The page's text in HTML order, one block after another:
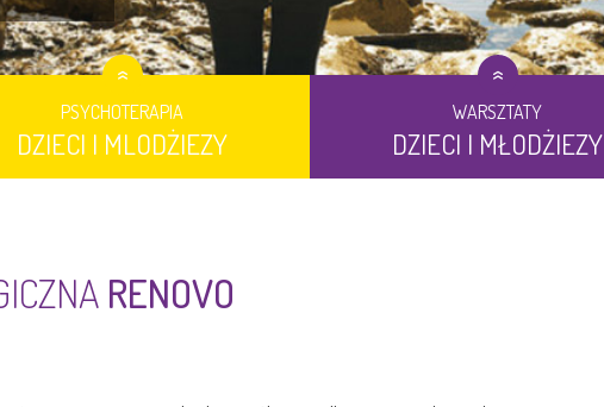
PSYCHOTERAPIA
DZIECI I MLODŻIEZY
WARSZTATY
DZIECI I MŁODŻIEZY
RENOVO